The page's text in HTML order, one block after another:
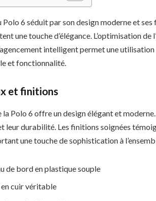
Polo 6 séduit par son design moderne et
une touche d’élégance. L’optimisation
intelligent permet une
et fonctionnalité.
et finitions
la Polo 6 offre un design élégant et
leur durabilité. Les finitions soignées
une touche de sophistication à
de bord en plastique souple
cuir véritable